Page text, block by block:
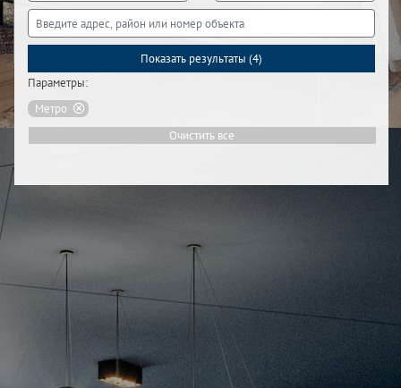
Показать результаты (4)
Параметры:
Метро
Очистить все